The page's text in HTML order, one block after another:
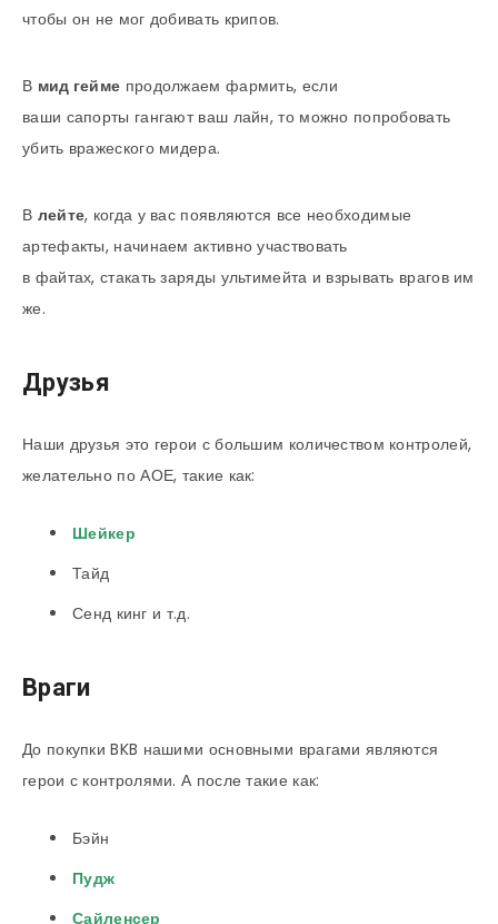
чтобы он не мог добивать крипов.
В мид гейме продолжаем фармить, если
ваши сапорты гангают ваш лайн, то можно попробовать
убить вражеского мидера.
В лейте, когда у вас появляются все необходимые
артефакты, начинаем активно участвовать
в файтах, стакать заряды ультимейта и взрывать врагов им
же.
Друзья
Наши друзья это герои с большим количеством контролей,
желательно по АОЕ, такие как:
Шейкер
Тайд
Сенд кинг и т.д.
Враги
До покупки BKB нашими основными врагами являются
герои с контролями. А после такие как:
Бэйн
Пудж
Сайленсер